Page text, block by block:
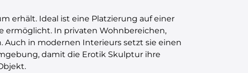
erhält. Ideal ist eine Platzierung auf einer
ermöglicht. In privaten Wohnbereichen,
Auch in modernen Interieurs setzt sie einen
damit die Erotik Skulptur ihre